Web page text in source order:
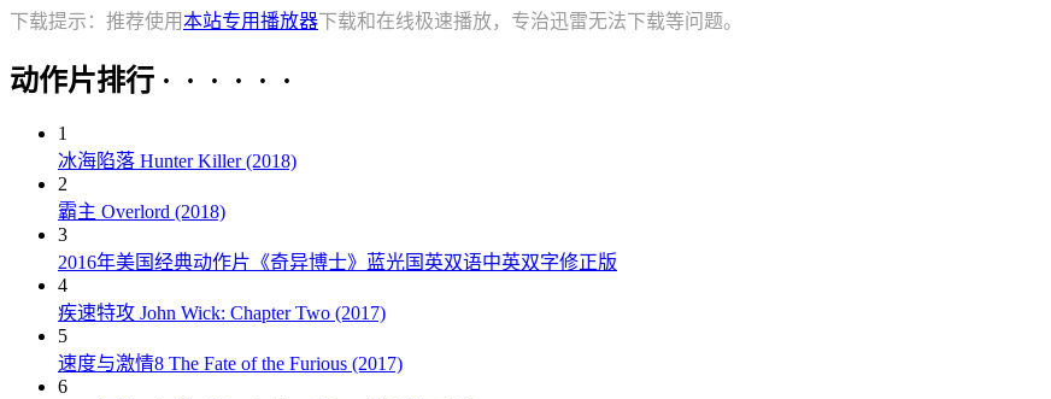
下载提示：推荐使用本站专用播放器下载和在线极速播放，专治迅雷无法下载等问题。
动作片排行 · · · · · ·
1
冰海陷落 Hunter Killer (2018)
2
霸主 Overlord (2018)
3
2016年美国经典动作片《奇异博士》蓝光国英双语中英双字修正版
4
疾速特攻 John Wick: Chapter Two (2017)
5
速度与激情8 The Fate of the Furious (2017)
6